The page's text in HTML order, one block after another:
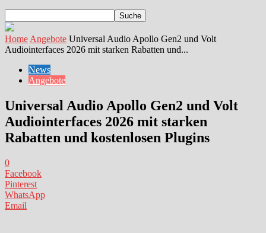
Home Angebote Universal Audio Apollo Gen2 und Volt
Audiointerfaces 2026 mit starken Rabatten und...
News
Angebote
Universal Audio Apollo Gen2 und Volt
Audiointerfaces 2026 mit starken
Rabatten und kostenlosen Plugins
0
Facebook
Pinterest
WhatsApp
Email